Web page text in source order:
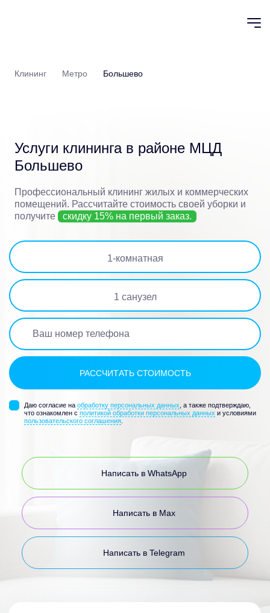
Клининг Метро Большево
Услуги клининга в районе МЦД
Большево
Профессиональный клининг жилых и коммерческих
помещений. Рассчитайте стоимость своей уборки и
получите
скидку 15% на первый заказ.
1-комнатная
1 санузел
Даю согласие на обработку персональных данных , а также подтверждаю,
что ознакомлен с политикой обработки персональных данных и условиями
пользовательского соглашения
Написать в WhatsApp
Написать в Max
Написать в Telegram